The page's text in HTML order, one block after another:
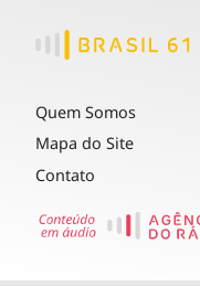
Quem Somos
Mapa do Site
Contato